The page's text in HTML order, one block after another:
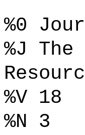
%0
%J
%V 18
%N 3